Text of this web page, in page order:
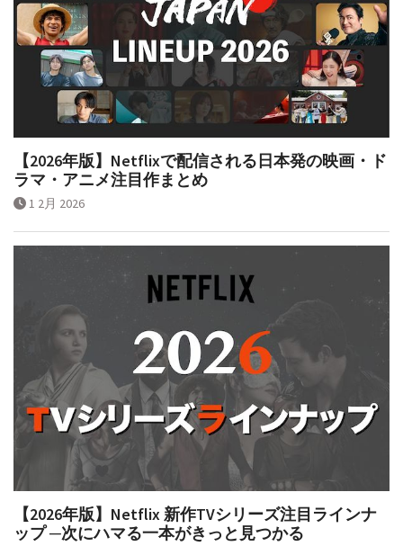
【2026年版】Netflixで配信される日本発の映画・ド
ラマ・アニメ注目作まとめ
1 2月 2026
【2026年版】Netflix 新作TVシリーズ注目ラインナ
ップ ─次にハマる一本がきっと見つかる